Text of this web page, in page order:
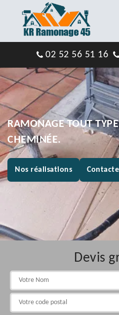
02 52 56 51 16
RAMONAGE TOUT
CHEMINÉE.
Nos réalisations
Devis